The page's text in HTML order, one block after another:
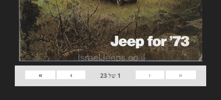
«
‹
1 של23
›
»